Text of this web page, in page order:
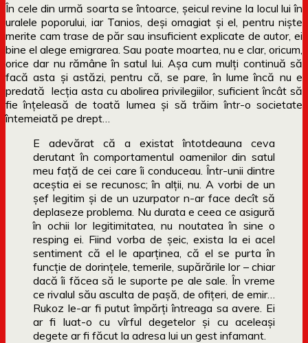
În cele din urmă soarta se întoarce, șeicul revine la locul lui în
uralele poporului, iar Tanios, deși omagiat și el, pentru niște
merite cam trase de păr sau insuficient explicate de autor, ei
bine el alege emigrarea. Sau poate moartea, nu e clar, oricum,
orice dar nu rămâne în satul lui. Așa cum mulți continuă să
facă asta și astăzi, pentru că, se pare, în lume încă nu e
predată lecția asta cu abolirea privilegiilor, suficient încât să
fie înțeleasă de toată lumea și să trăim într-o societate
întemeiată pe drept…
E adevărat că a existat întotdeauna ceva
derutant în comportamentul oamenilor din satul
meu faţă de cei care îi conduceau. Într-unii dintre
aceştia ei se recunosc; în alţii, nu. A vorbi de un
şef legitim şi de un uzurpator n-ar face decît să
deplaseze problema. Nu durata e ceea ce asigură
în ochii lor legitimitatea, nu noutatea în sine o
resping ei. Fiind vorba de şeic, exista la ei acel
sentiment că el le aparţinea, că el se purta în
funcţie de dorinţele, temerile, supărările lor – chiar
dacă îi făcea să le suporte pe ale sale. În vreme
ce rivalul său asculta de paşă, de ofiţeri, de emir…
Rukoz le-ar fi putut împărţi întreaga sa avere. Ei
ar fi luat-o cu vîrful degetelor şi cu aceleaşi
degete ar fi făcut la adresa lui un gest infamant.